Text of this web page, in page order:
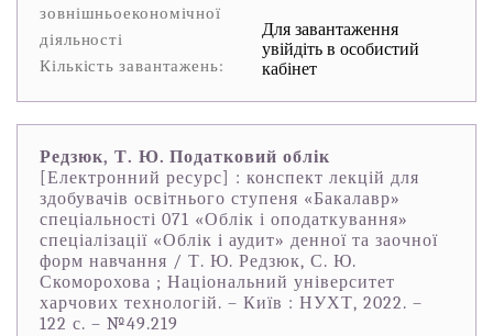
зовнішньоекономічної
діяльності
Кількість завантажень:
Для завантаження
увійдіть в особистий
кабінет
Редзюк, Т. Ю. Податковий облік
[Електронний ресурс] : конспект лекцій для
здобувачів освітнього ступеня «Бакалавр»
спеціальності 071 «Облік і оподаткування»
спеціалізації «Облік і аудит» денної та заочної
форм навчання / Т. Ю. Редзюк, С. Ю.
Скоморохова ; Національний університет
харчових технологій. – Київ : НУХТ, 2022. –
122 с. – №49.219